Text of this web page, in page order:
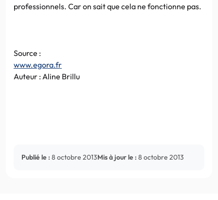
professionnels. Car on sait que cela ne fonctionne pas.
Source :
www.egora.fr
Auteur : Aline Brillu
Publié le : 8 octobre 2013Mis à jour le : 8 octobre 2013